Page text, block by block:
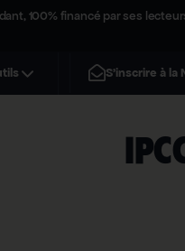
100% financé par ses
S'inscrire à la